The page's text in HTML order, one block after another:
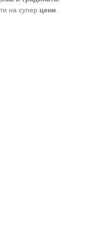
на супер цени